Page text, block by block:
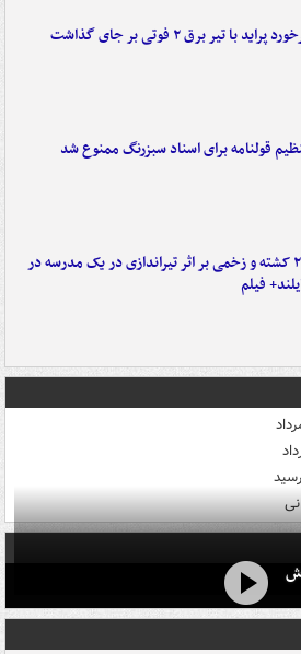
پراید با تیر برق ۲ فوتی بر جای گذاشت
قولنامه برای اسناد سبزرنگ ممنوع شد
۲۲ کشته و زخمی بر اثر تیراندازی در یک مدرسه در
فیلم